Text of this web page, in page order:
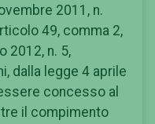
2011, n.
49, comma 2,
2012, n. 5,
dalla legge 4 aprile
concesso al
il compimento